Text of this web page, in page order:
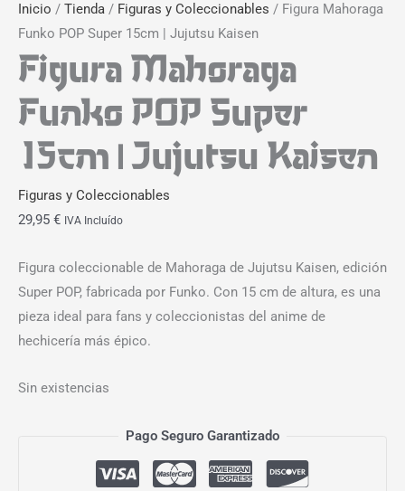
Inicio / Tienda / Figuras y Coleccionables / Figura Mahoraga
Funko POP Super 15cm | Jujutsu Kaisen
Figura Mahoraga
Funko POP Super
15cm | Jujutsu Kaisen
Figuras y Coleccionables
29,95 € IVA Incluído
Figura coleccionable de Mahoraga de Jujutsu Kaisen, edición
Super POP, fabricada por Funko. Con 15 cm de altura, es una
pieza ideal para fans y coleccionistas del anime de
hechicería más épico.
Sin existencias
Pago Seguro Garantizado